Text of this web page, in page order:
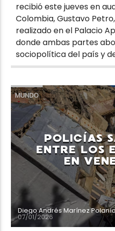
recibió este jueves en
Colombia, Gustavo
realizado en el Palacio
donde ambas partes
sociopolítica del país y
MUNDO
POLICÍAS
ENTRE LOS
EN
Diego Andrés Marínez
07/01/2026